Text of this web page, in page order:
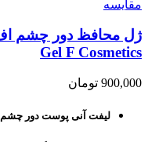
مقايسه
Gel F Cosmetics
900,000 تومان
لیفت آنی پوست دور چشم